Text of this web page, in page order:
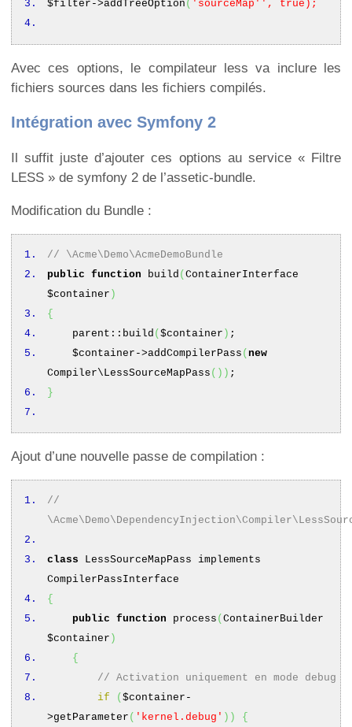
$filter ->addTreeOption ( 'sourceMap' ', true);
Avec ces options, le compilateur less va inclure les
fichiers sources dans les fichiers compilés.
Intégration avec Symfony 2
Il suffit juste d’ajouter ces options au service « Filtre
LESS » de symfony 2 de l’assetic-bundle.
Modification du Bundle :
// \Acme\Demo\AcmeDemoBundle
public function build ( ContainerInterface
$container )
{
parent:: build ( $container ) ;
$container ->addCompilerPass ( new
Compiler\LessSourceMapPass ( ) ) ;
}
Ajout d’une nouvelle passe de compilation :
//
class LessSourceMapPass implements
CompilerPassInterface
{
public function process ( ContainerBuilder
$container )
{
// Activation uniquement en mode debug
if
( $container -
>getParameter ( 'kernel.debug' ) )
{